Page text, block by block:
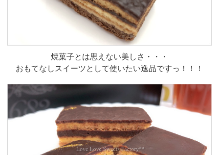
焼菓子とは思えない美しさ・・・
おもてなしスイーツとして使いたい逸品ですっ！！！